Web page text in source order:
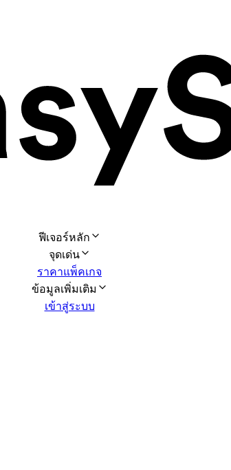
ฟีเจอร์หลัก
จุดเด่น
ราคาแพ็คเกจ
ข้อมูลเพิ่มเติม
เข้าสู่ระบบ